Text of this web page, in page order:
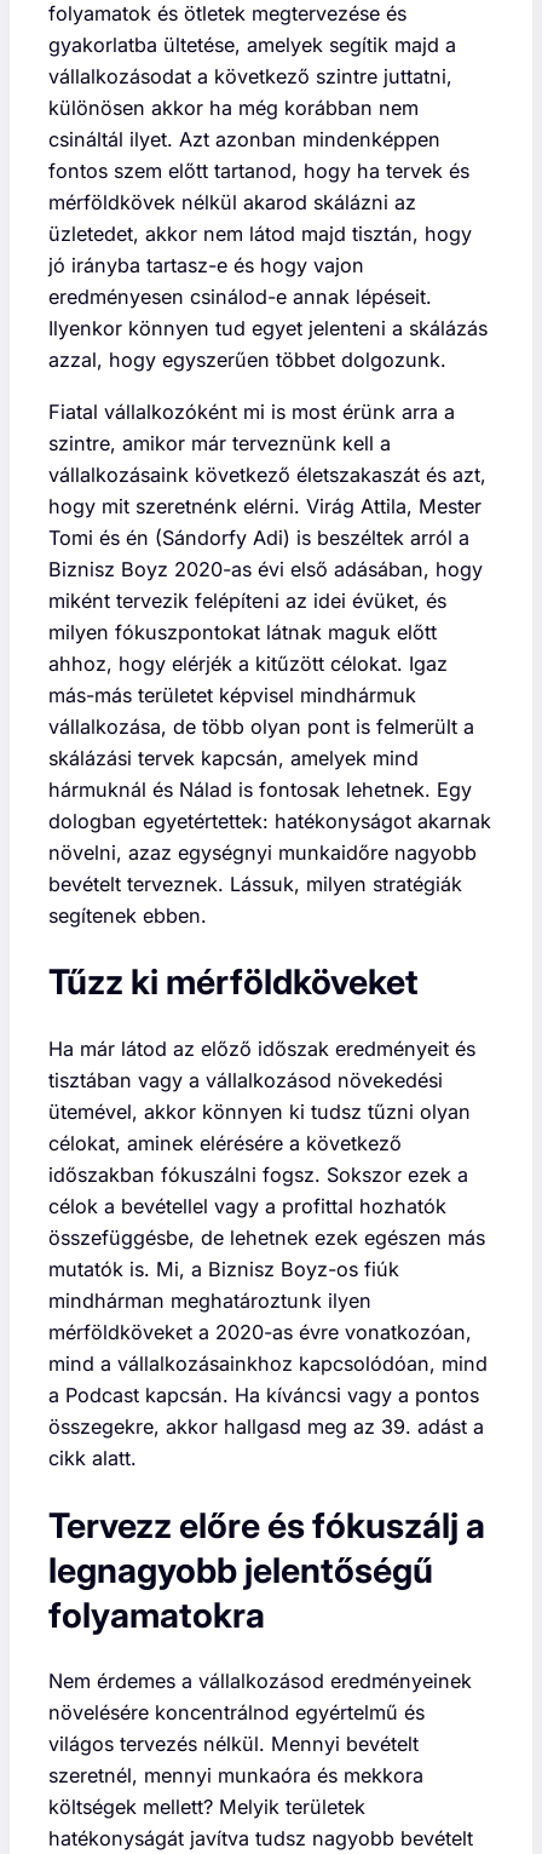
folyamatok és ötletek megtervezése és
gyakorlatba ültetése, amelyek segítik majd a
vállalkozásodat a következő szintre juttatni,
különösen akkor ha még korábban nem
csináltál ilyet. Azt azonban mindenképpen
fontos szem előtt tartanod, hogy ha tervek és
mérföldkövek nélkül akarod skálázni az
üzletedet, akkor nem látod majd tisztán, hogy
jó irányba tartasz-e és hogy vajon
eredményesen csinálod-e annak lépéseit.
Ilyenkor könnyen tud egyet jelenteni a skálázás
azzal, hogy egyszerűen többet dolgozunk.
Fiatal vállalkozóként mi is most érünk arra a
szintre, amikor már terveznünk kell a
vállalkozásaink következő életszakaszát és azt,
hogy mit szeretnénk elérni. Virág Attila, Mester
Tomi és én (Sándorfy Adi) is beszéltek arról a
Biznisz Boyz 2020-as évi első adásában, hogy
miként tervezik felépíteni az idei évüket, és
milyen fókuszpontokat látnak maguk előtt
ahhoz, hogy elérjék a kitűzött célokat. Igaz
más-más területet képvisel mindhármuk
vállalkozása, de több olyan pont is felmerült a
skálázási tervek kapcsán, amelyek mind
hármuknál és Nálad is fontosak lehetnek. Egy
dologban egyetértettek: hatékonyságot akarnak
növelni, azaz egységnyi munkaidőre nagyobb
bevételt terveznek. Lássuk, milyen stratégiák
segítenek ebben.
Tűzz ki mérföldköveket
Ha már látod az előző időszak eredményeit és
tisztában vagy a vállalkozásod növekedési
ütemével, akkor könnyen ki tudsz tűzni olyan
célokat, aminek elérésére a következő
időszakban fókuszálni fogsz. Sokszor ezek a
célok a bevétellel vagy a profittal hozhatók
összefüggésbe, de lehetnek ezek egészen más
mutatók is. Mi, a Biznisz Boyz-os fiúk
mindhárman meghatároztunk ilyen
mérföldköveket a 2020-as évre vonatkozóan,
mind a vállalkozásainkhoz kapcsolódóan, mind
a Podcast kapcsán. Ha kíváncsi vagy a pontos
összegekre, akkor hallgasd meg az 39. adást a
cikk alatt.
Tervezz előre és fókuszálj a
legnagyobb jelentőségű
folyamatokra
Nem érdemes a vállalkozásod eredményeinek
növelésére koncentrálnod egyértelmű és
világos tervezés nélkül. Mennyi bevételt
szeretnél, mennyi munkaóra és mekkora
költségek mellett? Melyik területek
hatékonyságát javítva tudsz nagyobb bevételt